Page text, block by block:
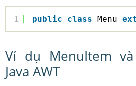
1 public class Menu
Ví dụ MenuItem
Java AWT